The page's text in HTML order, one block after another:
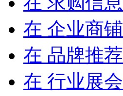
在 企业商铺
在 品牌推荐
在 行业展会